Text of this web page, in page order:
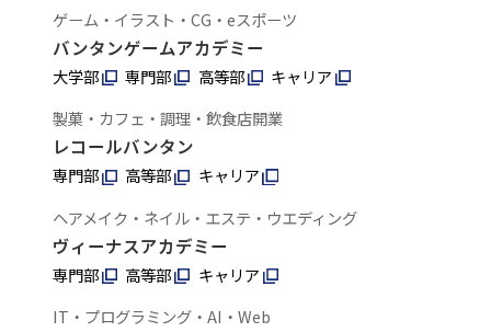
ゲーム・イラスト・CG・eスポーツ
バンタンゲームアカデミー
大学部 専門部 高等部
キャリア
製菓・カフェ・調理・飲食店開業
レコールバンタン
専門部 高等部
キャリア
ヘアメイク・ネイル・エステ・ウエディング
ヴィーナスアカデミー
専門部 高等部
キャリア
IT・プログラミング・AI・Web